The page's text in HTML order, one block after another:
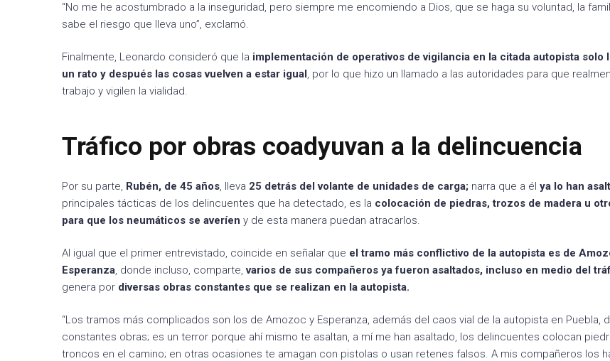
“No me he acostumbrado a la inseguridad, pero siempre me encomiendo a Dios, que se haga su voluntad, la
sabe el riesgo que lleva uno”, exclamó.
Finalmente, Leonardo consideró que la implementación de operativos de vigilancia en la citada autopista solo
un rato y después las cosas vuelven a estar igual, por lo que hizo un llamado a las autoridades para que
trabajo y vigilen la vialidad.
Tráfico por obras coadyuvan a la delincuencia
Por su parte, Rubén, de 45 años, lleva 25 detrás del volante de unidades de carga; narra que a él ya lo han
principales tácticas de los delincuentes que ha detectado, es la colocación de piedras, trozos de madera u
para que los neumáticos se averíen y de esta manera puedan atracarlos.
Al igual que el primer entrevistado, coincide en señalar que el tramo más conflictivo de la autopista es de
Esperanza, donde incluso, comparte,varios de sus compañeros ya fueron asaltados, incluso en medio del
genera por diversas obras constantes que se realizan en la autopista.
“Los tramos más complicados son los de Amozoc y Esperanza, además del caos vial de la autopista en Puebla,
constantes obras; es un terror porque ahí mismo te asaltan, a mí me han asaltado, los delincuentes colocan
troncos en el camino; en otras ocasiones te amagan con pistolas o usan retenes falsos. A mis compañeros los